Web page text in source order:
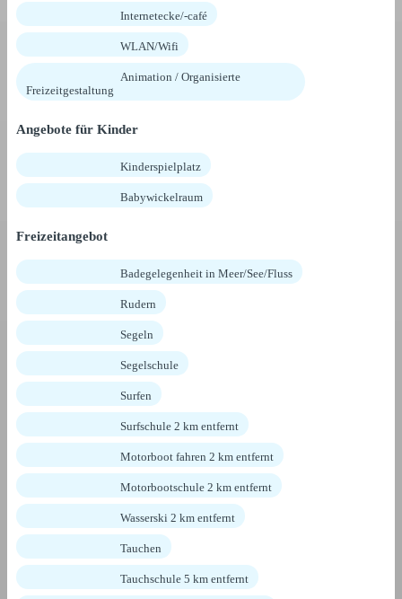
Internetecke/-café
WLAN/Wifi
Animation / Organisierte
Freizeitgestaltung
Angebote für Kinder
Kinderspielplatz
Babywickelraum
Freizeitangebot
Badegelegenheit in Meer/See/Fluss
Rudern
Segeln
Segelschule
Surfen
Surfschule 2 km entfernt
Motorboot fahren 2 km entfernt
Motorbootschule 2 km entfernt
Wasserski 2 km entfernt
Tauchen
Tauchschule 5 km entfernt